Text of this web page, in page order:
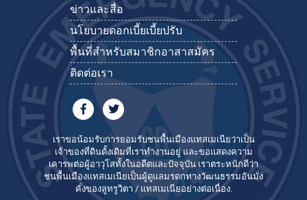
ข่าวและสื่อ
นโยบายดอกเบี้ยเบี้ยปรับ
พื้นที่สำหรับสมาชิกอาสาสมัคร
ติดต่อเรา
เราขอน้อมรับการยอมรับชนพื้นเมืองแทสเมเนียว่าเป็น
เจ้าของที่ดินดั้งเดิมที่เราทำงานอยู่ และขอแสดงความ
เคารพต่อผู้อาวุโสทั้งในอดีตและปัจจุบัน เราตระหนักดีว่า
ชนพื้นเมืองแทสเมเนียเป็นผู้ดูแลมรดกทางวัฒนธรรมอันมั่ง
คั่งของลูทรูวิตา / แทสเมเนียอย่างต่อเนื่อง.